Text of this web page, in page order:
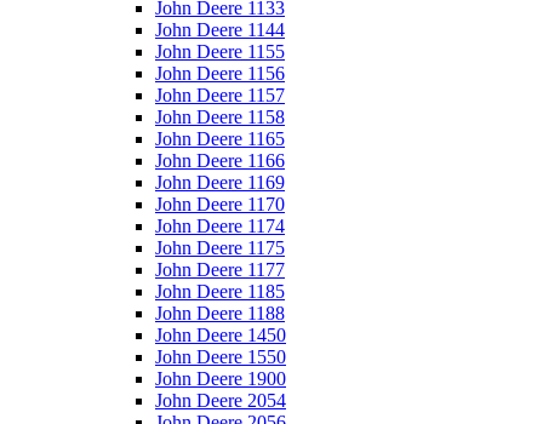
John Deere 1133
John Deere 1144
John Deere 1155
John Deere 1156
John Deere 1157
John Deere 1158
John Deere 1165
John Deere 1166
John Deere 1169
John Deere 1170
John Deere 1174
John Deere 1175
John Deere 1177
John Deere 1185
John Deere 1188
John Deere 1450
John Deere 1550
John Deere 1900
John Deere 2054